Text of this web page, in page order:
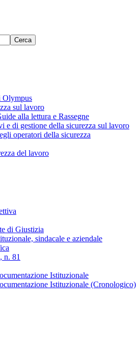
Cerca
Olympus
sul lavoro
alla lettura e Rassegne
e di gestione della sicurezza sul lavoro
operatori della sicurezza
del lavoro
di Giustizia
sindacale e aziendale
n. 81
Istituzionale
Istituzionale (Cronologico)